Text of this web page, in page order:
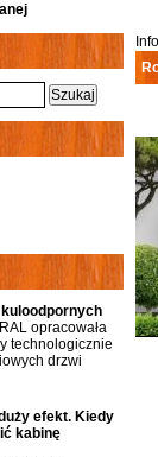
opracowała
technologicznie
drzwi
efekt. Kiedy
kabinę